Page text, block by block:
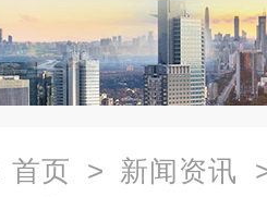
首页 > 新闻资讯